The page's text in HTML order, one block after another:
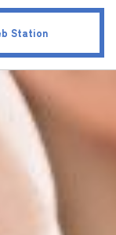
Station